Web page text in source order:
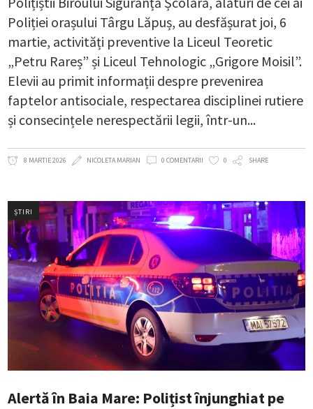
Poliției orașului Târgu Lăpuș, au desfășurat joi, 6
martie, activități preventive la Liceul Teoretic
„Petru Rareș” și Liceul Tehnologic „Grigore Moisil”.
Elevii au primit informații despre prevenirea
faptelor antisociale, respectarea disciplinei rutiere
și consecințele nerespectării legii, într-un
8 MARTIE 2026 NICOLETA MARIAN 0 COMENTARII 0 SHARE
ȘTIRI
Alertă în Baia Mare: Polițist înjunghiat pe